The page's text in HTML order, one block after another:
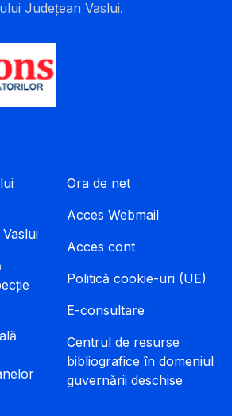
Județean Vaslui.
Ora de net
Acces Webmail
Acces cont
Politică cookie-uri (UE)
E-consultare
Centrul de resurse
bibliografice în domeniul
guvernării deschise